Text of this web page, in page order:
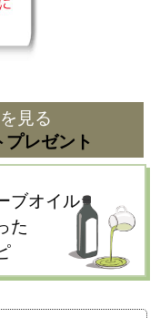
見る
レゼント
ブオイル
た